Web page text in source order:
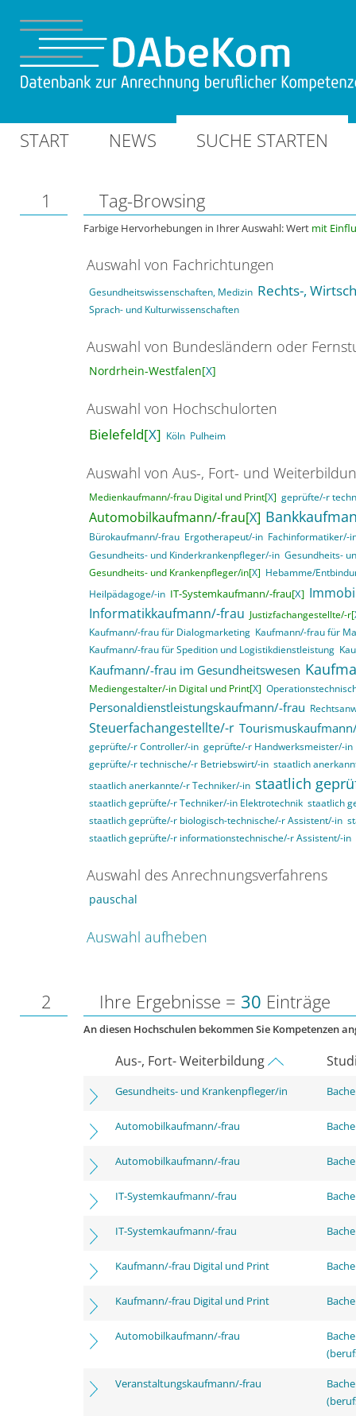
START NEWS SUCHE STARTEN
1 Tag-Browsing
Farbige Hervorhebungen in Ihrer Auswahl: Wert mit
Auswahl von Fachrichtungen
Gesundheitswissenschaften, Medizin Rechts-,
Sprach- und Kulturwissenschaften
Auswahl von Bundesländern oder
Nordrhein-Westfalen[X]
Auswahl von Hochschulorten
Bielefeld[X] Köln Pulheim
Auswahl von Aus-, Fort- und
Medienkaufmann/-frau Digital und Print[X] geprüfte/-r
Automobilkaufmann/-frau[X]
Bürokaufmann/-frau Ergotherapeut/-in Fachinformatiker/-
Gesundheits- und Kinderkrankenpfleger/-in Gesundheits-
Gesundheits- und Krankenpfleger/in[X] Hebamme/
Heilpädagoge/-in IT-Systemkaufmann/-frau[X]
Informatikkaufmann/-frau Justizfachangestellte/-r[
Kaufmann/-frau für Dialogmarketing Kaufmann/-frau für
Kaufmann/-frau für Spedition und Logistikdienstleistung
Kaufmann/-frau im Gesundheitswesen
Mediengestalter/-in Digital und Print[X]
Personaldienstleistungskaufmann/-frau
Steuerfachangestellte/-r
geprüfte/-r Controller/-in geprüfte/-r Handwerksmeister/-in
geprüfte/-r technische/-r Betriebswirt/-in staatlich
staatlich anerkannte/-r Techniker/-in staatlich
staatlich geprüfte/-r Techniker/-in Elektrotechnik staatlich
staatlich geprüfte/-r biologisch-technische/-r Assistent/-in
staatlich geprüfte/-r informationstechnische/-r Assistent/-in
Auswahl des Anrechnungsverfahrens
pauschal
Auswahl aufheben
2 Ihre Ergebnisse = 30 Einträge
An diesen Hochschulen bekommen Sie Kompetenzen
Aus-, Fort- Weiterbildung
Gesundheits- und Krankenpfleger/in
Automobilkaufmann/-frau
Automobilkaufmann/-frau
IT-Systemkaufmann/-frau
IT-Systemkaufmann/-frau
Kaufmann/-frau Digital und Print
Kaufmann/-frau Digital und Print
Automobilkaufmann/-frau
Veranstaltungskaufmann/-frau